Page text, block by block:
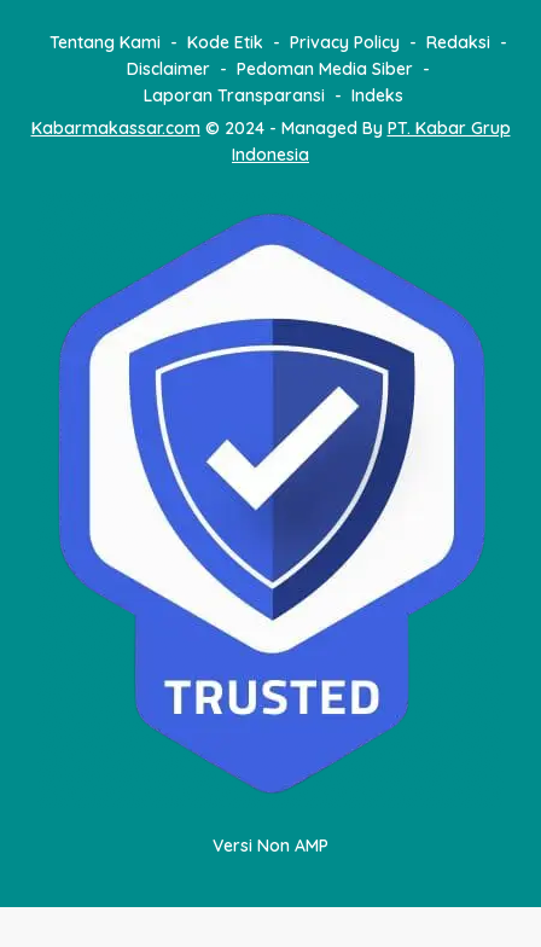
Tentang Kami Kode Etik Privacy Policy
Redaksi
Disclaimer
Pedoman Media Siber
Laporan Transparansi
Indeks
Kabarmakassar.com© 2024 - Managed By PT. Kabar Grup
Indonesia
Versi Non AMP